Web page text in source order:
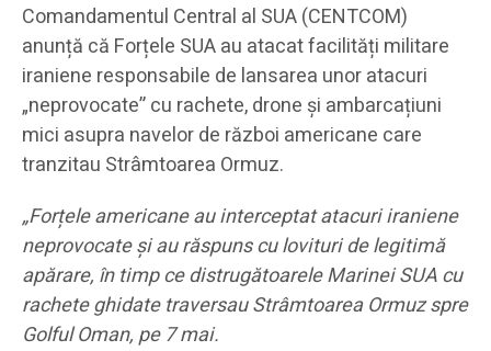
Comandamentul Central al SUA (CENTCOM)
anunță că Forțele SUA au atacat facilități militare
iraniene responsabile de lansarea unor atacuri
„neprovocate” cu rachete, drone și ambarcațiuni
mici asupra navelor de război americane care
tranzitau Strâmtoarea Ormuz.
„Forțele americane au interceptat atacuri iraniene
neprovocate și au răspuns cu lovituri de legitimă
apărare, în timp ce distrugătoarele Marinei SUA cu
rachete ghidate traversau Strâmtoarea Ormuz spre
Golful Oman, pe 7 mai.